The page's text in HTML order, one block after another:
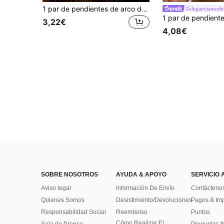
1 par de pendientes de arco de tridente lujosos y brillantes, hipoalergénicos, aptos para uso diario, festivales de música y regalos
3,22€
4,08€
SOBRE NOSOTROS
Aviso legal
Quienes Somos
Responsabilidad Social
AYUDA & APOYO
Información De Envío
Desistimiento/Devoluciones
Reembolso
SERVICIO
Pagos &
Puntos